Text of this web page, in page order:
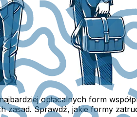
opłacalnych form
zasad. Sprawdź, jakie formy